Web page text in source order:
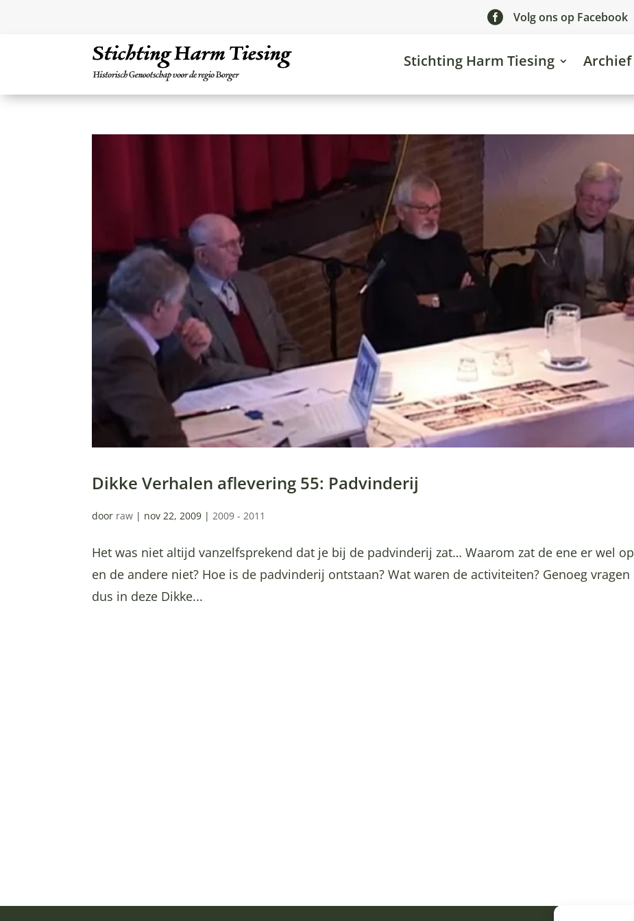
 Volg ons op Facebook
Stichting Harm Tiesing Archief
Dikke Verhalen aflevering 55: Padvinderij
door raw | nov 22, 2009 |2009 - 2011
Het was niet altijd vanzelfsprekend dat je bij de padvinderij zat… Waarom zat de ene er wel op
en de andere niet? Hoe is de padvinderij ontstaan? Wat waren de activiteiten? Genoeg vragen
dus in deze Dikke...